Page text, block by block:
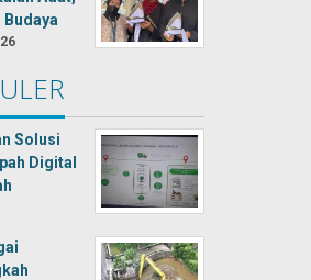
Solusi
Digital